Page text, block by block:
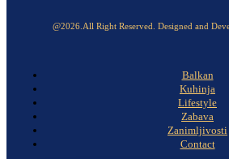
@2026.All Right Reserved. Designed and
Balkan
Kuhinja
Lifestyle
Zabava
Zanimljivosti
Contact